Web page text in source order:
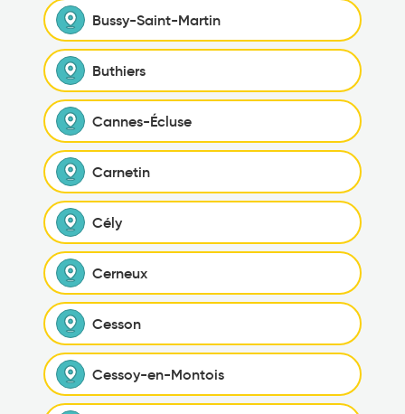
Bussy-Saint-Martin
Buthiers
Cannes-Écluse
Carnetin
Cély
Cerneux
Cesson
Cessoy-en-Montois